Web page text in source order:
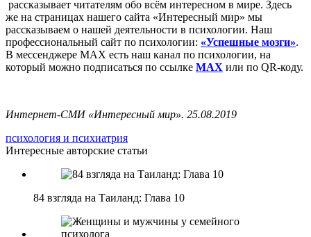
рассказывает читателям обо всём интересном в мире. Здесь
же на страницах нашего сайта «Интересный мир» мы
рассказываем о нашей деятельности в психологии. Наш
профессиональный сайт по психологии: «Успешные мозги».
В мессенджере MAX есть наш канал по психологии, на
который можно подписаться по ссылке MAX или по QR-коду.
Интернет-СМИ «Интересный мир». 25.08.2019
психология и психиатрия
Интересные авторские статьи
84 взгляда на Таиланд: Глава 10